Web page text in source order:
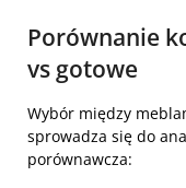
Porównanie
vs gotowe
Wybór między
sprowadza się do
porównawcza: